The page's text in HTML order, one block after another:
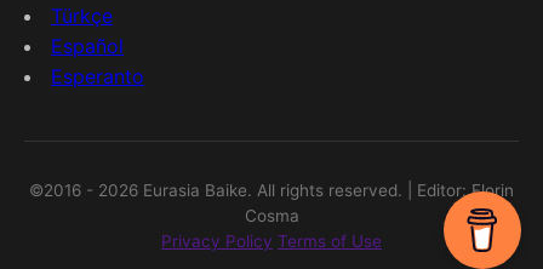
Türkçe
Español
Esperanto
©2016 - 2026 Eurasia Baike. All rights reserved. | Editor: Florin
Cosma
Privacy Policy Terms of Use